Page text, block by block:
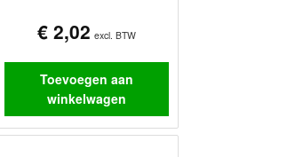
€2,02 excl. BTW
Toevoegen aan
winkelwagen